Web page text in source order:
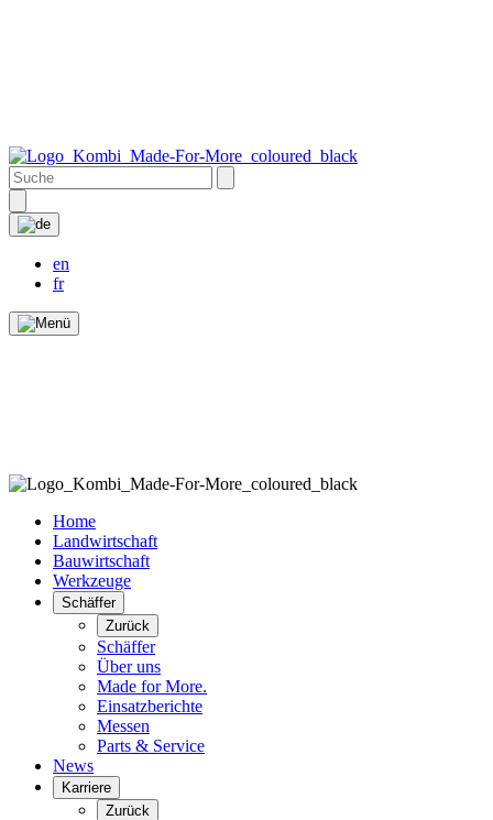
en
fr
Home
Landwirtschaft
Bauwirtschaft
Werkzeuge
Schäffer
Zurück
Schäffer
Über uns
Made for More.
Einsatzberichte
Messen
Parts & Service
News
Karriere
Zurück